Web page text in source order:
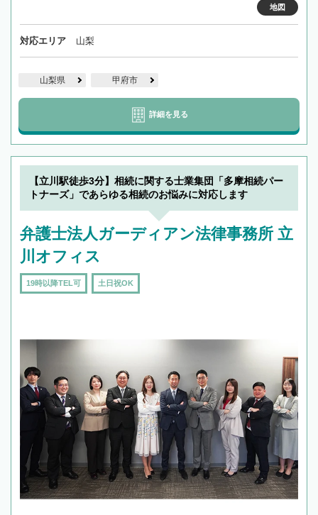
地図
対応エリア 山梨
山梨県 甲府市
詳細を見る
【立川駅徒歩3分】相続に関する士業集団「多摩相続パー
トナーズ」であらゆる相続のお悩みに対応します
弁護士法人ガーディアン法律事務所 立
川オフィス
19時以降TEL可 土日祝OK